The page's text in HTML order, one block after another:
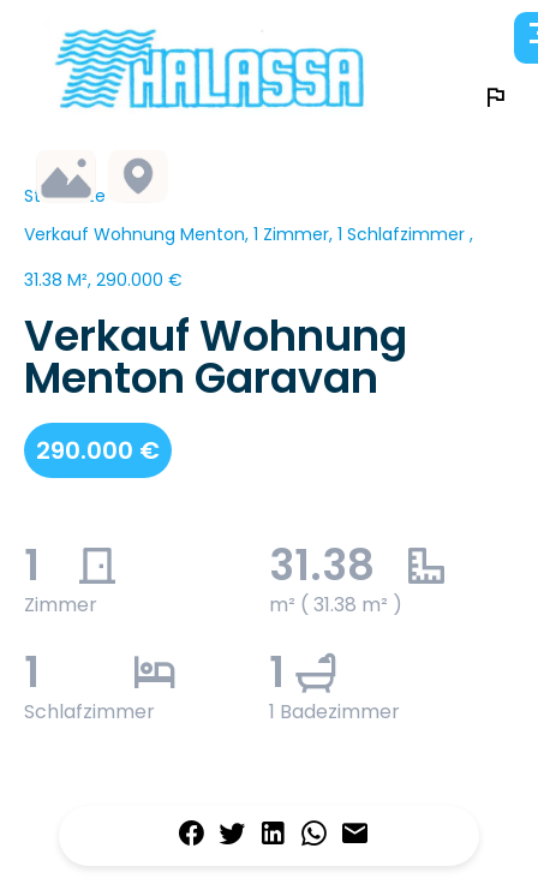
Startseite
Verkauf Wohnung Menton, 1 Zimmer, 1 Schlafzimmer ,
31.38 M², 290.000 €
Verkauf Wohnung
Menton Garavan
290.000 €
1
Zimmer
31.38
m² ( 31.38 m² )
1
Schlafzimmer
1
1 Badezimmer